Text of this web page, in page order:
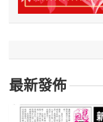
最新發佈